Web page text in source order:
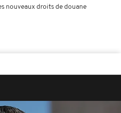
nouveaux droits de douane